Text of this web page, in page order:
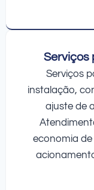
Serviços
Serviços
instalação,
ajuste de
economia